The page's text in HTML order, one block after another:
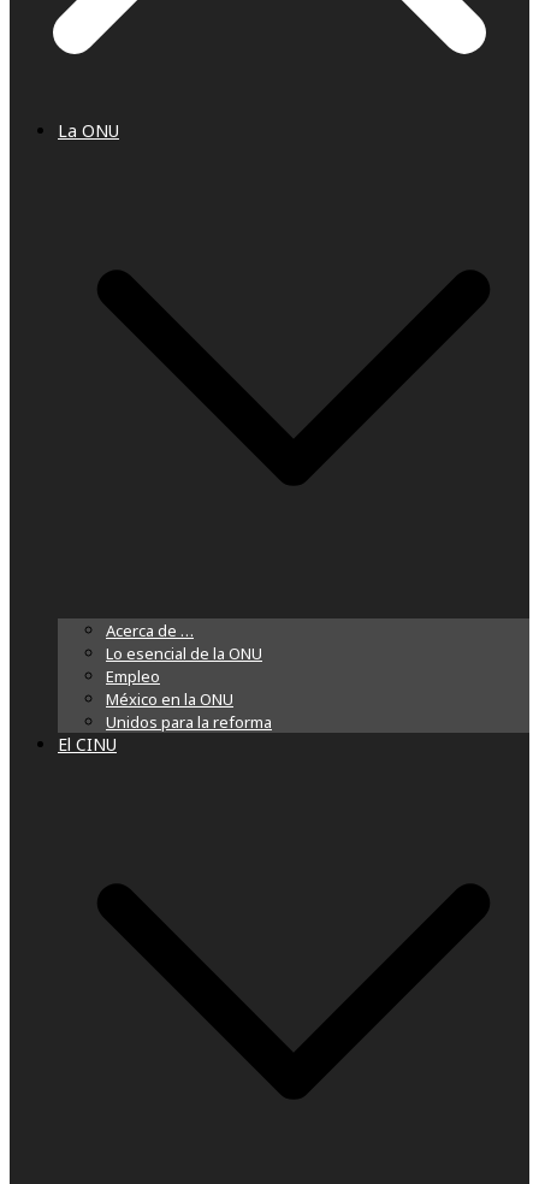
La ONU
Acerca de …
Lo esencial de la ONU
Empleo
México en la ONU
Unidos para la reforma
El CINU